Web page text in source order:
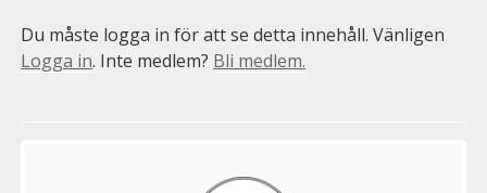
Du måste logga in för att se detta innehåll. Vänligen
Logga in. Inte medlem? Bli medlem.